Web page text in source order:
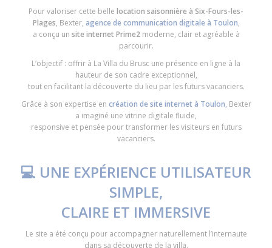
Pour valoriser cette belle location saisonnière à Six-Fours-les-
Plages, Bexter, agence de communication digitale à Toulon,
a conçu un site internet Prime2moderne, clair et agréable à
parcourir.
L’objectif : offrir à La Villa du Brusc une présence en ligne à la
hauteur de son cadre exceptionnel,
tout en facilitant la découverte du lieu par les futurs vacanciers.
Grâce à son expertise en création de site internet à Toulon, Bexter
a imaginé une vitrine digitale fluide,
responsive et pensée pour transformer les visiteurs en futurs
vacanciers.
💻 UNE EXPÉRIENCE UTILISATEUR
SIMPLE,
CLAIRE ET IMMERSIVE
Le site a été conçu pour accompagner naturellement l’internaute
dans sa découverte de la villa.